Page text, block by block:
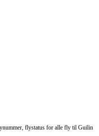
flystatus for alle fly til Guilin